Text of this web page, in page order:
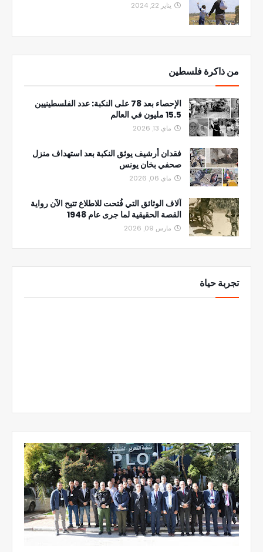
يناير 22, 2024
من ذاكرة فلسطين
الإحصاء بعد 78 على النكبة: عدد الفلسطينيين
15.5 مليون في العالم
ماي 13, 2026
فقدان أرشيف يوثق النكبة بعد استهداف منزل
صحفي بخان يونس
ماي 06, 2026
آلاف الوثائق التي فُتحت للاطلاع تتيح الآن رواية
القصة الحقيقية لما جرى عام 1948
مارس 09, 2026
تجربة حياة